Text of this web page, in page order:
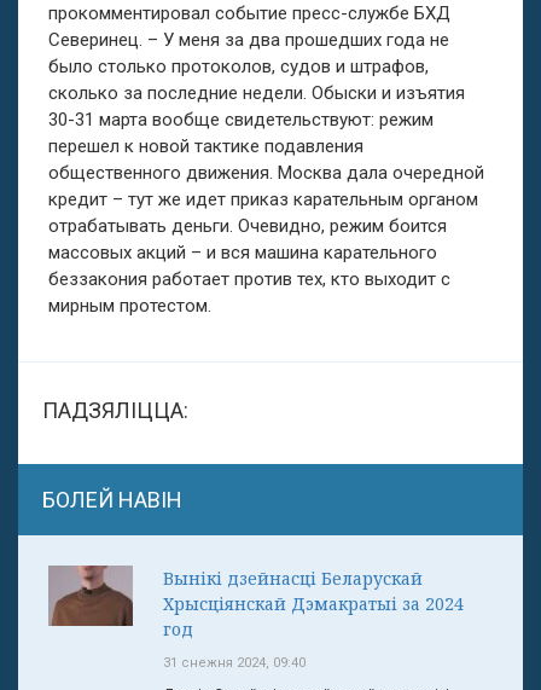
прокомментировал событие пресс-службе БХД
Северинец. – У меня за два прошедших года не
было столько протоколов, судов и штрафов,
сколько за последние недели. Обыски и изъятия
30-31 марта вообще свидетельствуют: режим
перешел к новой тактике подавления
общественного движения. Москва дала очередной
кредит – тут же идет приказ карательным органом
отрабатывать деньги. Очевидно, режим боится
массовых акций – и вся машина карательного
беззакония работает против тех, кто выходит с
мирным протестом.
ПАДЗЯЛІЦЦА:
БОЛЕЙ НАВІН
Вынікі дзейнасці Беларускай
Хрысціянскай Дэмакратыі за 2024
год
31 снежня 2024, 09:40